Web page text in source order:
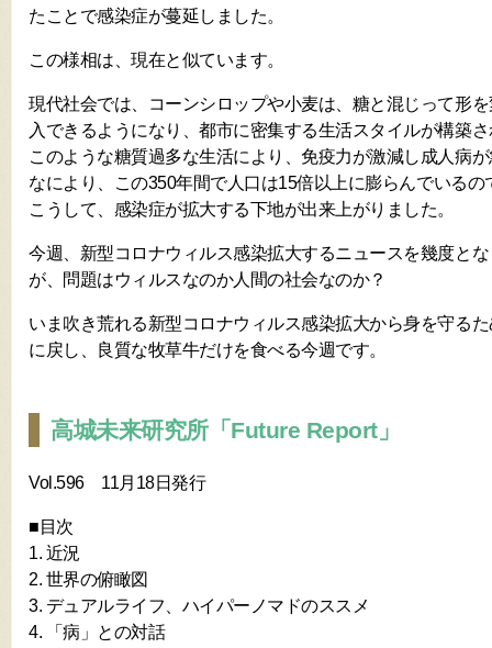
たことで感染症が蔓延しました。
この様相は、現在と似ています。
現代社会では、コーンシロップや小麦は、糖と混じって形
入できるようになり、都市に密集する生活スタイルが構築
このような糖質過多な生活により、免疫力が激減し成人病
なにより、この350年間で人口は15倍以上に膨らんでいるの
こうして、感染症が拡大する下地が出来上がりました。
今週、新型コロナウィルス感染拡大するニュースを幾度と
が、問題はウィルスなのか人間の社会なのか？
いま吹き荒れる新型コロナウィルス感染拡大から身を守る
に戻し、良質な牧草牛だけを食べる今週です。
高城未来研究所「Future Report」
Vol.596 11月18日発行
■目次
1. 近況
2. 世界の俯瞰図
3. デュアルライフ、ハイパーノマドのススメ
4. 「病」との対話